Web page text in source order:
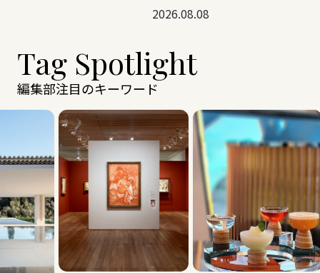
2026.08.08
Tag Spotlight
編集部注目のキーワード